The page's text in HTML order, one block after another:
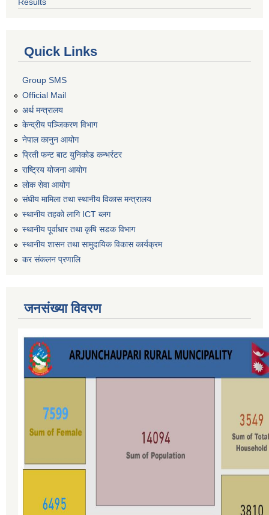
Results
Quick Links
Group SMS
Official Mail
अर्थ मन्त्रालय
केन्द्रीय पञ्जिकरण विभाग
नेपाल कानुन आयोग
प्रिती फन्ट बाट युनिकोड कन्भर्रटर
राष्ट्रिय योजना आयोग
लोक सेवा आयोग
संघीय मामिला तथा स्थानीय विकास मन्त्रालय
स्थानीय तहको लागि ICT ब्लग
स्थानीय पूर्वाधार तथा कृषि सडक विभाग
स्थानीय शासन तथा सामुदायिक विकास कार्यक्रम
कर स‌ंकलन प्रणालि
जनसंख्या विवरण